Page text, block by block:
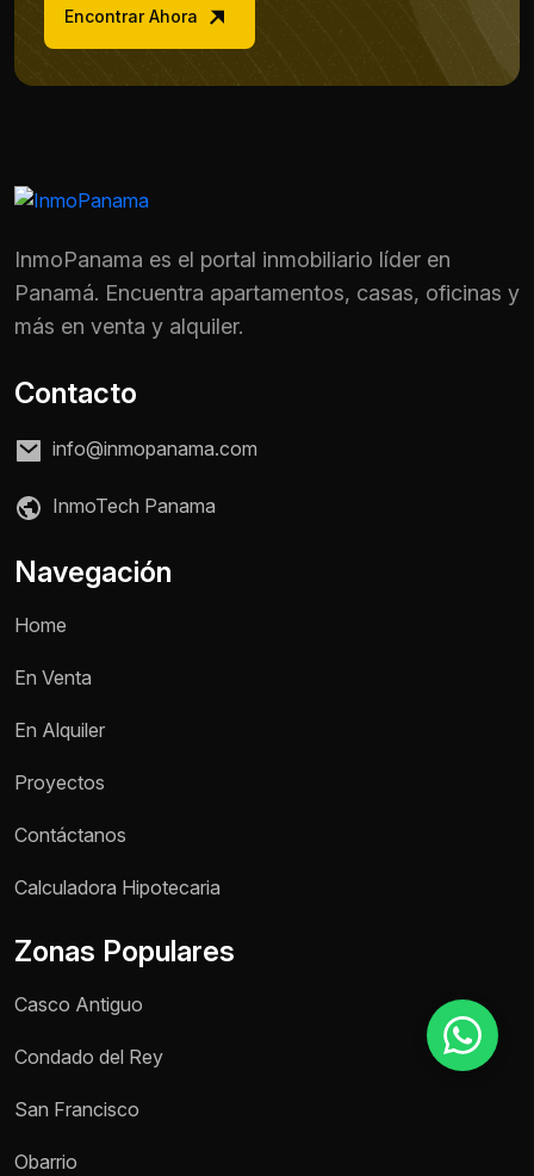
Nombre *
Encontrar Ahora
InmoPanama es el portal inmobiliario líder en
Panamá. Encuentra apartamentos, casas, oficinas y
más en venta y alquiler.
Contacto
info@inmopanama.com
InmoTech Panama
Navegación
Home
En Venta
En Alquiler
Proyectos
Contáctanos
Calculadora Hipotecaria
Zonas Populares
Casco Antiguo
Condado del Rey
San Francisco
Obarrio